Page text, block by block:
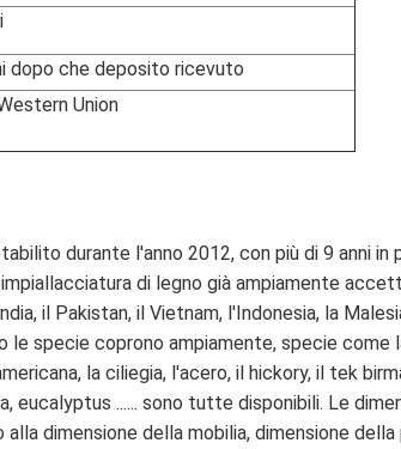
dopo che deposito ricevuto
Union
durante l'anno 2012, con più di 9 anni in
di legno già ampiamente
il Pakistan, il Vietnam, l'Indonesia, la
le specie coprono ampiamente, specie come
la ciliegia, l'acero, il hickory, il tek
eucalyptus ...... sono tutte disponibili. Le
dimensione della mobilia, dimensione della